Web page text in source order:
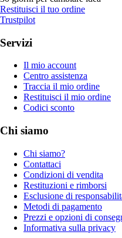
Restituisci il tuo ordine
Trustpilot
Servizi
Il mio account
Centro assistenza
Traccia il mio ordine
Restituisci il mio ordine
Codici sconto
Chi siamo
Chi siamo?
Contattaci
Condizioni di vendita
Restituzioni e rimborsi
Esclusione di
Metodi di pagamento
Prezzi e opzioni di
Informativa sulla privacy